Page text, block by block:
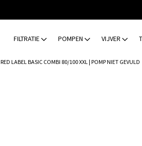
FILTRATIE POMPEN VIJVER
RED LABEL BASIC COMBI 80/100 XXL | POMP NIET GEVULD